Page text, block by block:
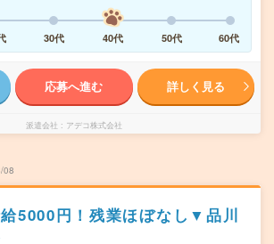
30代 40代 50代 60代
応募へ進む 詳しく見る
派遣会社 アデコ株式会社
08
5000円！残業ほぼなし▼品川